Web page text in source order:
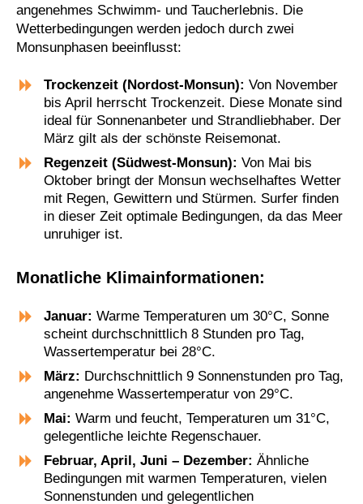
angenehmes Schwimm- und Taucherlebnis. Die
Wetterbedingungen werden jedoch durch zwei
Monsunphasen beeinflusst:
Trockenzeit (Nordost-Monsun): Von November
bis April herrscht Trockenzeit. Diese Monate sind
ideal für Sonnenanbeter und Strandliebhaber. Der
März gilt als der schönste Reisemonat.
Regenzeit (Südwest-Monsun): Von Mai bis
Oktober bringt der Monsun wechselhaftes Wetter
mit Regen, Gewittern und Stürmen. Surfer finden
in dieser Zeit optimale Bedingungen, da das Meer
unruhiger ist.
Monatliche Klimainformationen:
Januar: Warme Temperaturen um 30°C, Sonne
scheint durchschnittlich 8 Stunden pro Tag,
Wassertemperatur bei 28°C.
März: Durchschnittlich 9 Sonnenstunden pro Tag,
angenehme Wassertemperatur von 29°C.
Mai: Warm und feucht, Temperaturen um 31°C,
gelegentliche leichte Regenschauer.
Februar, April, Juni – Dezember: Ähnliche
Bedingungen mit warmen Temperaturen, vielen
Sonnenstunden und gelegentlichen